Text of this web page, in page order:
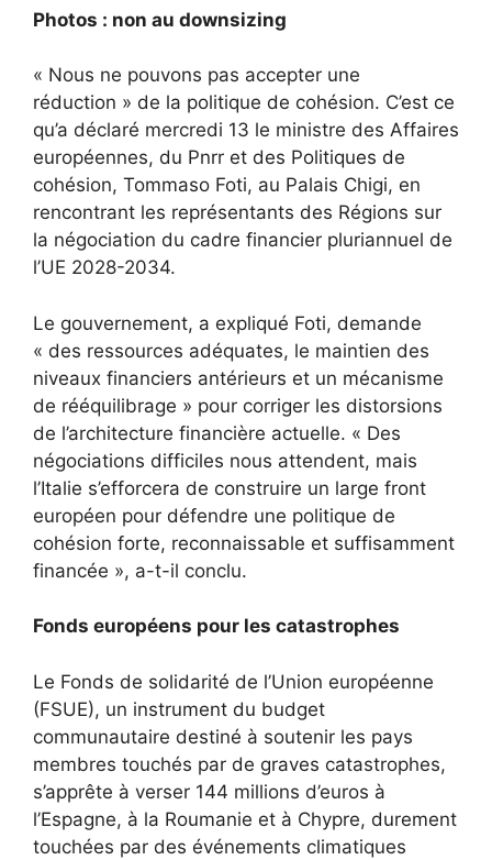
Photos : non au downsizing
« Nous ne pouvons pas accepter une
réduction » de la politique de cohésion. C’est ce
qu’a déclaré mercredi 13 le ministre des Affaires
européennes, du Pnrr et des Politiques de
cohésion, Tommaso Foti, au Palais Chigi, en
rencontrant les représentants des Régions sur
la négociation du cadre financier pluriannuel de
l’UE 2028-2034.
Le gouvernement, a expliqué Foti, demande
« des ressources adéquates, le maintien des
niveaux financiers antérieurs et un mécanisme
de rééquilibrage » pour corriger les distorsions
de l’architecture financière actuelle. « Des
négociations difficiles nous attendent, mais
l’Italie s’efforcera de construire un large front
européen pour défendre une politique de
cohésion forte, reconnaissable et suffisamment
financée », a-t-il conclu.
Fonds européens pour les catastrophes
Le Fonds de solidarité de l’Union européenne
(FSUE), un instrument du budget
communautaire destiné à soutenir les pays
membres touchés par de graves catastrophes,
s’apprête à verser 144 millions d’euros à
l’Espagne, à la Roumanie et à Chypre, durement
touchées par des événements climatiques